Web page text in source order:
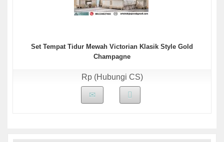
Set Tempat Tidur Mewah Victorian Klasik Style Gold
Champagne
Rp (Hubungi CS)